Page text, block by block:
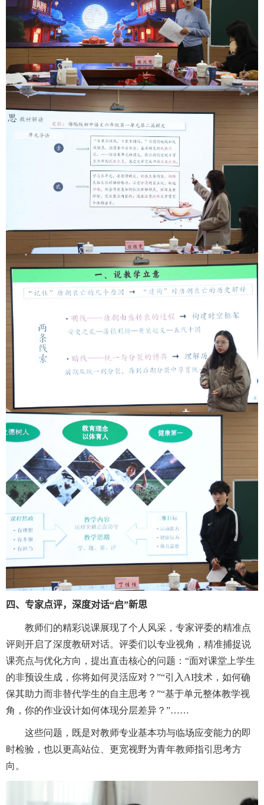
四、专家点评，深度对话“启”新思
教师们的精彩说课展现了个人风采，专家评委的精准点
评则开启了深度教研对话。评委们以专业视角，精准捕捉说
课亮点与优化方向，提出直击核心的问题：“面对课堂上学生
的非预设生成，你将如何灵活应对？”“引入 AI技术，如何确
保其助力而非替代学生的自主思考？”“基于单元整体教学视
角，你的作业设计如何体现分层差异？”……
这些问题，既是对教师专业基本功与临场应变能力的即
时检验，也以更高站位、更宽视野为青年教师指引思考方
向。